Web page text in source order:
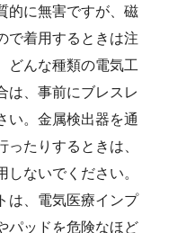
的に無害ですが、磁
で着用するときは注
どんな種類の電気工
は、事前にブレスレ
い。金属検出器を通
たりするときは、
ないでください。
は、電気医療インプ
パッドを危険なほど